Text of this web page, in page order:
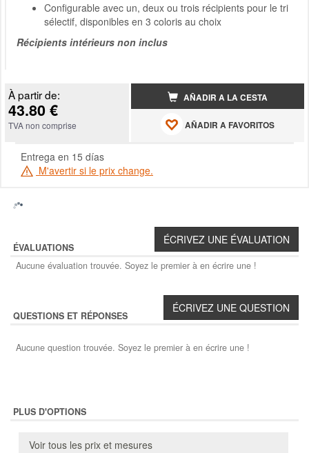
Configurable avec un, deux ou trois récipients pour le tri
sélectif, disponibles en 3 coloris au choix
Récipients intérieurs non inclus
À partir de:
43.80 €
TVA non comprise
AÑADIR A LA CESTA
AÑADIR A FAVORITOS
Entrega en 15 días
M'avertir si le prix change.
ÉVALUATIONS
Aucune évaluation trouvée. Soyez le premier à en écrire une !
QUESTIONS ET RÉPONSES
Aucune question trouvée. Soyez le premier à en écrire une !
PLUS D'OPTIONS
Voir tous les prix et mesures